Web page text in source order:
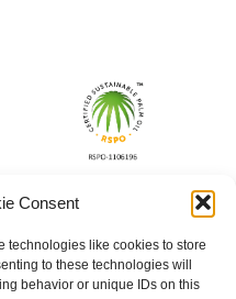
Consent
technologies like cookies to store
to these technologies will
behavior or unique IDs on this